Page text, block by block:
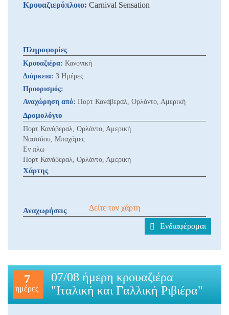
Κρουαζιερόπλοιο: Carnival Sensation
Πληροφορίες
Κρουαζιέρα: Κανονική
Διάρκεια: 3 Ημέρες
Προορισμός:
Αναχώρηση από: Πορτ Κανάβεραλ, Ορλάντο, Αμερική
Δρομολόγιο
Πορτ Κανάβεραλ, Ορλάντο, Αμερική
Νασσάου, Μπαχάμες
Εν πλω
Πορτ Κανάβεραλ, Ορλάντο, Αμερική
Χάρτης
Δείτε τον χάρτη
Αναχωρήσεις
Ενδιαφέρομαι
7
ημέρες
07/08 ήμερη κρουαζιέρα
"Ιταλική και Γαλλική Ριβιέρα"